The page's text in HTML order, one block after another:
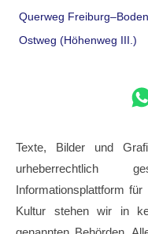
Querweg
Ostweg (Höhenweg III.)
Texte, Bilder und
urheberrechtlich
Informationsplattform
Kultur stehen wir in